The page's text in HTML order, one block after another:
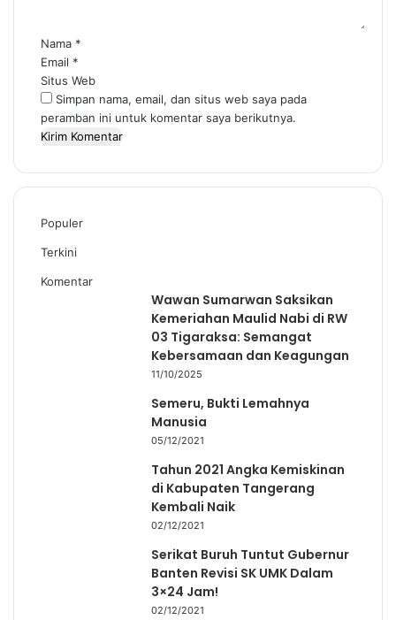
*Nama *
Email *
Situs Web
Simpan nama, email, dan situs web saya pada
peramban ini untuk komentar saya berikutnya.
Populer
Terkini
Komentar
Wawan Sumarwan Saksikan
Kemeriahan Maulid Nabi di RW
03 Tigaraksa: Semangat
Kebersamaan dan Keagungan
11/10/2025
Semeru, Bukti Lemahnya
Manusia
05/12/2021
Tahun 2021 Angka Kemiskinan
di Kabupaten Tangerang
Kembali Naik
02/12/2021
Serikat Buruh Tuntut Gubernur
Banten Revisi SK UMK Dalam
3×24 Jam!
02/12/2021